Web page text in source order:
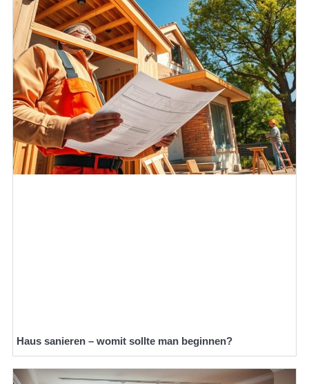
Haus sanieren – womit sollte man beginnen?